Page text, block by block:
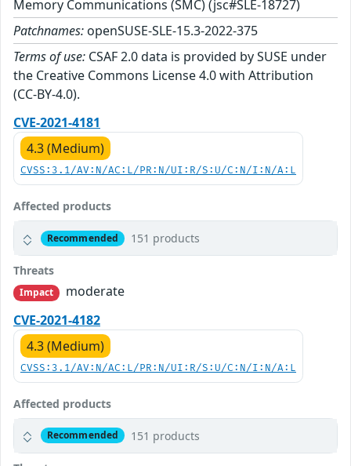
Memory Communications (SMC) (jsc#SLE-18727)
Patchnames: openSUSE-SLE-15.3-2022-375
Terms of use: CSAF 2.0 data is provided by SUSE under
the Creative Commons License 4.0 with Attribution
(CC-BY-4.0).
CVE-2021-4181
4.3 (Medium)
CVSS:3.1/AV:N/AC:L/PR:N/UI:R/S:U/C:N/I:N/A:L
Affected products
Recommended 151 products
Threats
Impact
moderate
CVE-2021-4182
4.3 (Medium)
CVSS:3.1/AV:N/AC:L/PR:N/UI:R/S:U/C:N/I:N/A:L
Affected products
Recommended 151 products